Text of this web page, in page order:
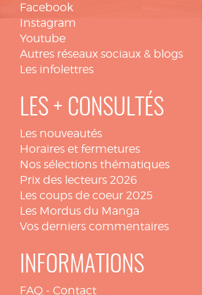
Facebook
Instagram
Youtube
Autres réseaux sociaux & blogs
Les infolettres
LES + CONSULTÉS
Les nouveautés
Horaires et fermetures
Nos sélections thématiques
Prix des lecteurs 2026
Les coups de coeur 2025
Les Mordus du Manga
Vos derniers commentaires
INFORMATIONS
FAQ - Contact